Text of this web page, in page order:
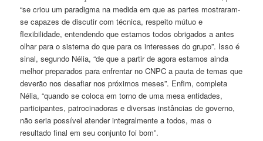
“se criou um paradigma na medida em que as partes mostraram-
se capazes de discutir com técnica, respeito mútuo e
flexibilidade, entendendo que estamos todos obrigados a antes
olhar para o sistema do que para os interesses do grupo”. Isso é
sinal, segundo Nélia, “de que a partir de agora estamos ainda
melhor preparados para enfrentar no CNPC a pauta de temas que
deverão nos desafiar nos próximos meses”. Enfim, completa
Nélia, “quando se coloca em torno de uma mesa entidades,
participantes, patrocinadoras e diversas instâncias de governo,
não seria possível atender integralmente a todos, mas o
resultado final em seu conjunto foi bom”.